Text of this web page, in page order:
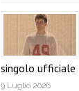
singolo ufficiale
9 Luglio 2026